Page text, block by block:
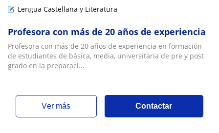
Lengua Castellana y Literatura
Profesora con más de 20 años de experiencia
Profesora con más de 20 años de experiencia en formación
de estudiantes de básica, media, universitaria de pre y post
grado en la preparaci...
ver más Contactar